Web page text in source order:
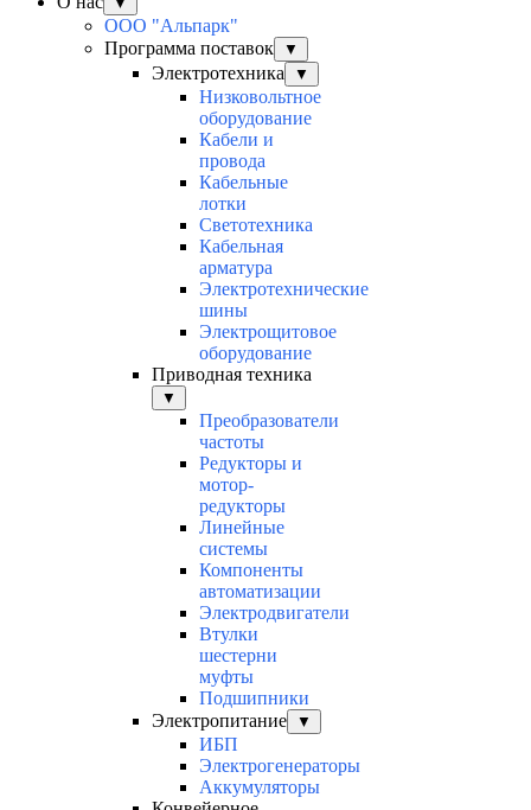
ООО "Альпарк"
Программа поставок
▼
Электротехника ▼
Низковольтное
оборудование
Кабели и
провода
Кабельные
лотки
Светотехника
Кабельная
арматура
Электротехнические
шины
Электрощитовое
оборудование
Приводная техника
▼
Преобразователи
частоты
Редукторы и
мотор-
редукторы
Линейные
системы
Компоненты
автоматизации
Электродвигатели
Втулки
шестерни
муфты
Подшипники
Электропитание
▼
ИБП
Электрогенераторы
Аккумуляторы